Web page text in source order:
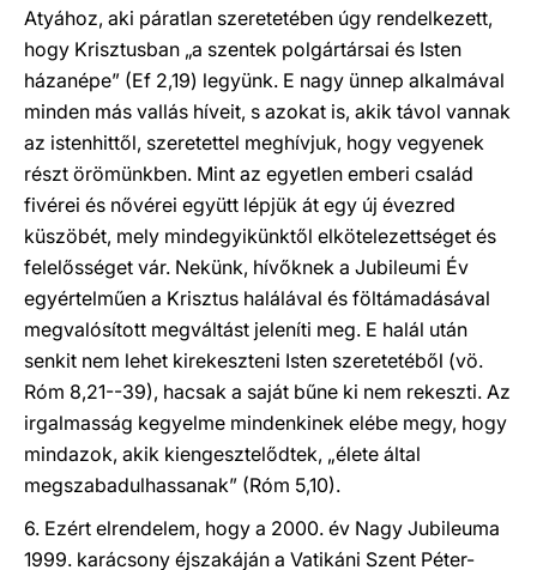
Atyához, aki páratlan szeretetében úgy rendelkezett,
hogy Krisztusban „a szentek polgártársai és Isten
házanépe” (Ef 2,19) legyünk. E nagy ünnep alkalmával
minden más vallás híveit, s azokat is, akik távol vannak
az istenhittől, szeretettel meghívjuk, hogy vegyenek
részt örömünkben. Mint az egyetlen emberi család
fivérei és nővérei együtt lépjük át egy új évezred
küszöbét, mely mindegyikünktől elkötelezettséget és
felelősséget vár. Nekünk, hívőknek a Jubileumi Év
egyértelműen a Krisztus halálával és föltámadásával
megvalósított megváltást jeleníti meg. E halál után
senkit nem lehet kirekeszteni Isten szeretetéből (vö.
Róm 8,21--39), hacsak a saját bűne ki nem rekeszti. Az
irgalmasság kegyelme mindenkinek elébe megy, hogy
mindazok, akik kiengesztelődtek, „élete által
megszabadulhassanak” (Róm 5,10).
6. Ezért elrendelem, hogy a 2000. év Nagy Jubileuma
1999. karácsony éjszakáján a Vatikáni Szent Péter-